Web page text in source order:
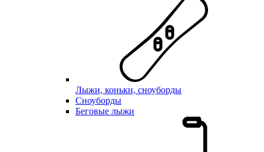
Лыжи, коньки, сноуборды
Сноуборды
Беговые лыжи